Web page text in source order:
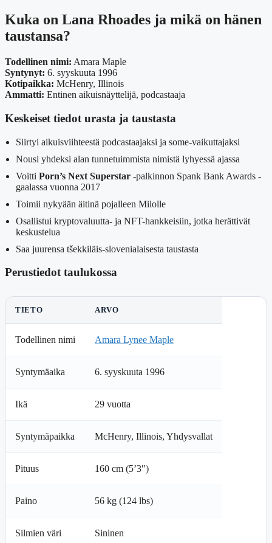
Kuka on Lana Rhoades ja mikä on hänen
taustansa?
Todellinen nimi: Amara Maple
Syntynyt: 6. syyskuuta 1996
Kotipaikka: McHenry, Illinois
Ammatti: Entinen aikuisnäyttelijä, podcastaaja
Keskeiset tiedot urasta ja taustasta
Siirtyi aikuisviihteestä podcastaajaksi ja some-vaikuttajaksi
Nousi yhdeksi alan tunnetuimmista nimistä lyhyessä ajassa
VoittiPorn’s Next Superstar -palkinnon Spank Bank Awards -
gaalassa vuonna 2017
Toimii nykyään äitinä pojalleen Milolle
Osallistui kryptovaluutta- ja NFT-hankkeisiin, jotka herättivät
keskustelua
Saa juurensa tšekkiläis-slovenialaisesta taustasta
Perustiedot taulukossa
TIETO ARVO
Todellinen nimi Amara Lynee Maple
Syntymäaika 6. syyskuuta 1996
Ikä 29 vuotta
Syntymäpaikka McHenry, Illinois, Yhdysvallat
Pituus 160 cm (5’3″)
Paino 56 kg (124 lbs)
Silmien väri Sininen